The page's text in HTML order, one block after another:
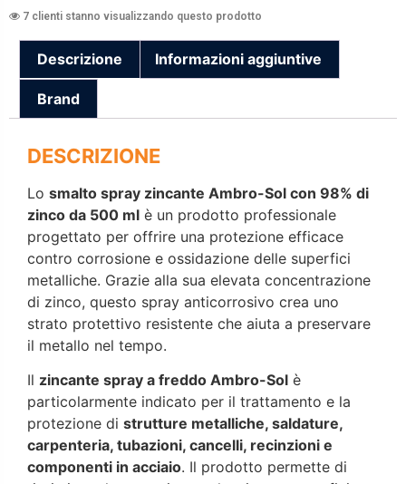
7 clienti stanno visualizzando questo prodotto
Descrizione Informazioni aggiuntive
Brand
DESCRIZIONE
Lo smalto spray zincante Ambro-Sol con 98% di
zinco da 500 ml è un prodotto professionale
progettato per offrire una protezione efficace
contro corrosione e ossidazione delle superfici
metalliche. Grazie alla sua elevata concentrazione
di zinco, questo spray anticorrosivo crea uno
strato protettivo resistente che aiuta a preservare
il metallo nel tempo.
Il zincante spray a freddo Ambro-Sol è
particolarmente indicato per il trattamento e la
protezione di strutture metalliche, saldature,
carpenteria, tubazioni, cancelli, recinzioni e
componenti in acciaio. Il prodotto permette di